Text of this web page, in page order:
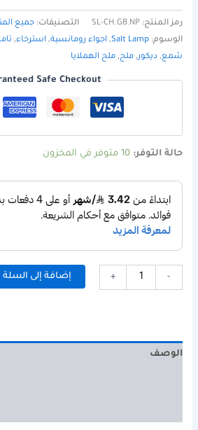
رمز المنتج: SL-CH.GB.NP التصنيفات:جميع
الوسوم:Salt Lamp
, اجواء رومانسية, استرخاء,
شمع, ديكور,ملح,ملح الهملايا
Safe Checkout
حالة التوفر: 10 متوفر في المخزون
-
+ إضافة إلى السلة
الوصف